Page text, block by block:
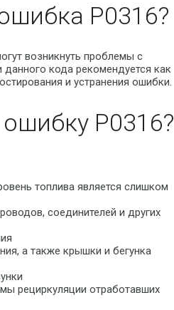
P0316?
возникнуть проблемы с
кода рекомендуется как
и устранения ошибки.
P0316?
топлива является слишком
соединителей и других
а также крышки и бегунка
рециркуляции отработавших